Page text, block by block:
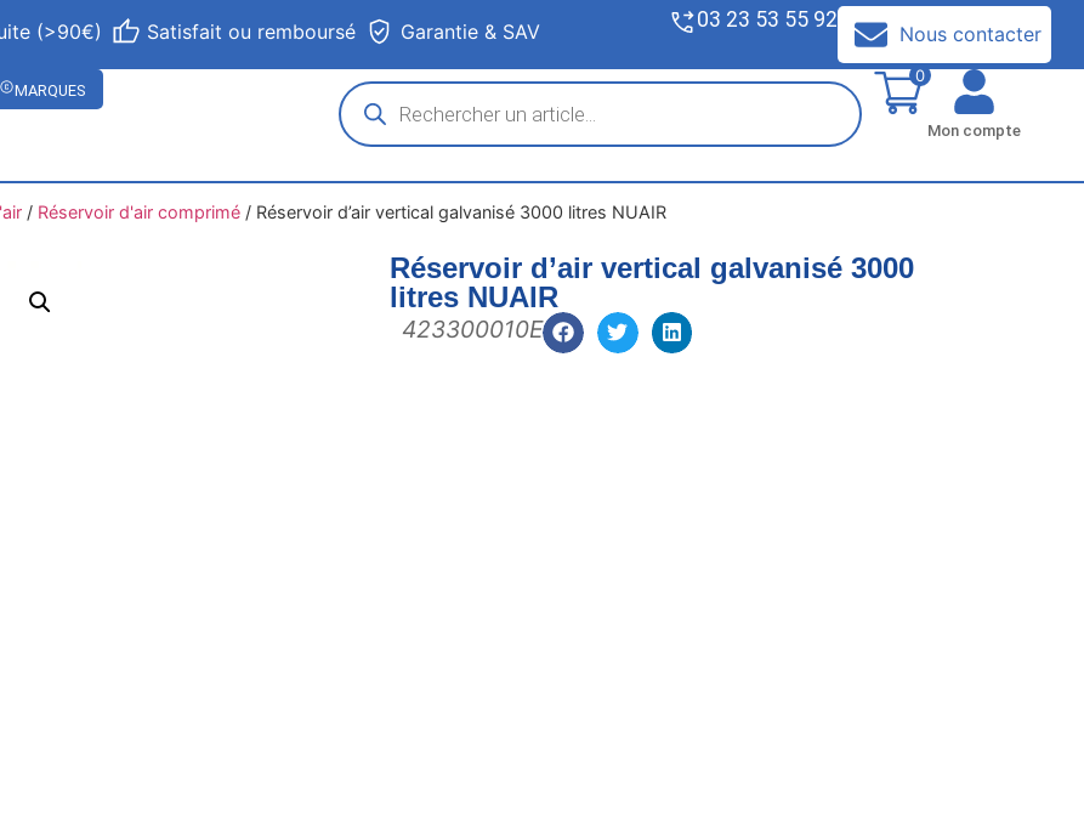
(>90€) Satisfait ou remboursé Garantie & SAV 03 23 53 55 92
Nous contacter
MARQUES
0
Mon compte
/ Réservoir d'air comprimé/ Réservoir d’air vertical galvanisé 3000 litres NUAIR
Réservoir d’air vertical galvanisé 3000
litres NUAIR
423300010E